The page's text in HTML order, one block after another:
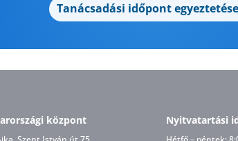
Tanácsadási időpont egyeztetése
központ Nyitvatartási